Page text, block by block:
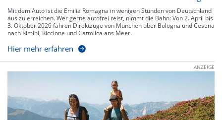
Mit dem Auto ist die Emilia Romagna in wenigen Stunden von Deutschland
aus zu erreichen. Wer gerne autofrei reist, nimmt die Bahn: Von 2. April bis
3. Oktober 2026 fahren Direktzüge von München über Bologna und Cesena
nach Rimini, Riccione und Cattolica ans Meer.
Hier mehr erfahren
ANZEIGE